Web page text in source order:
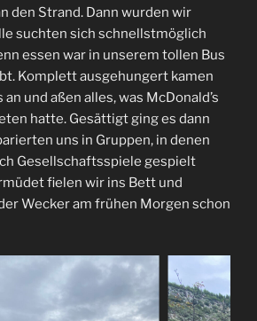
den Strand. Dann wurden wir
suchten sich schnellstmöglich
essen war in unserem tollen Bus
Komplett ausgehungert kamen
an und aßen alles, was McDonald’s
hatte. Gesättigt ging es dann
uns in Gruppen, in denen
Gesellschaftsspiele gespielt
fielen wir ins Bett und
Wecker am frühen Morgen schon